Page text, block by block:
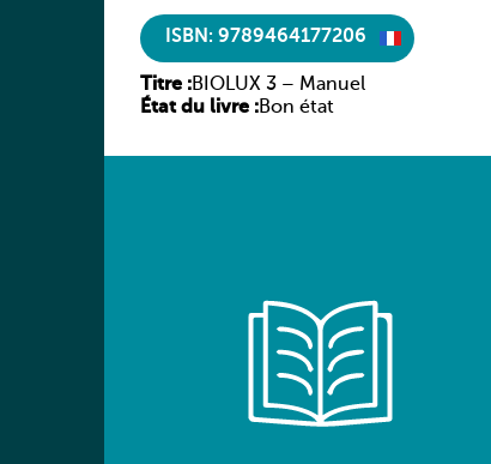
ISBN: 9789464177206
Titre :BIOLUX 3 – Manuel
État du livre :Bon état